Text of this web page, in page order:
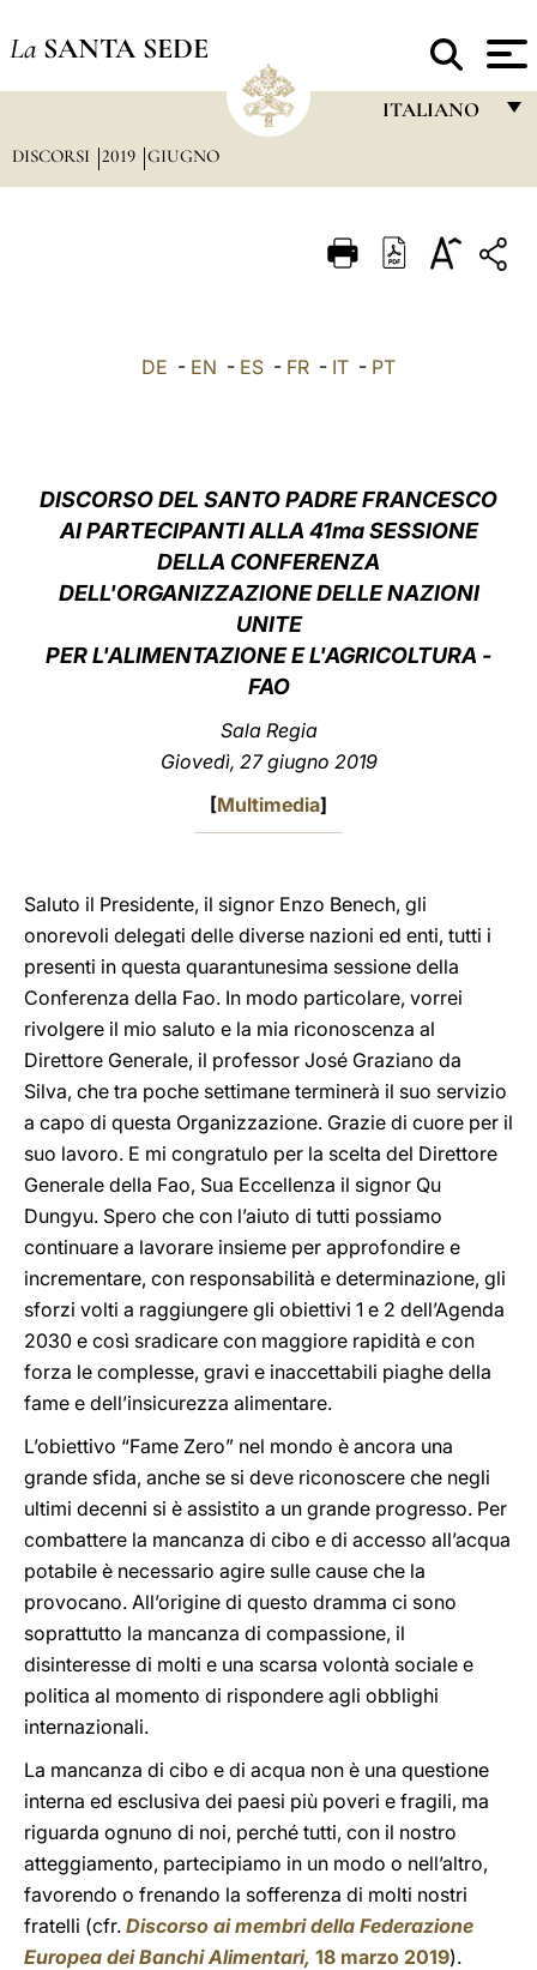
La SANTA SEDE
ITALIANO
ITALIANO
中文
DISCORSI 2019 GIUGNO
DE - EN - ES - FR - IT - PT
DISCORSO DEL SANTO PADRE FRANCESCO
AI PARTECIPANTI ALLA 41ma SESSIONE
DELLA CONFERENZA
DELL'ORGANIZZAZIONE DELLE NAZIONI
UNITE
PER L'ALIMENTAZIONE E L'AGRICOLTURA -
FAO
Sala Regia
Giovedì, 27 giugno 2019
[Multimedia]
Saluto il Presidente, il signor Enzo Benech, gli
onorevoli delegati delle diverse nazioni ed enti, tutti i
presenti in questa quarantunesima sessione della
Conferenza della Fao. In modo particolare, vorrei
rivolgere il mio saluto e la mia riconoscenza al
Direttore Generale, il professor José Graziano da
Silva, che tra poche settimane terminerà il suo servizio
a capo di questa Organizzazione. Grazie di cuore per il
suo lavoro. E mi congratulo per la scelta del Direttore
Generale della Fao, Sua Eccellenza il signor Qu
Dungyu. Spero che con l’aiuto di tutti possiamo
continuare a lavorare insieme per approfondire e
incrementare, con responsabilità e determinazione, gli
sforzi volti a raggiungere gli obiettivi 1 e 2 dell’Agenda
2030 e così sradicare con maggiore rapidità e con
forza le complesse, gravi e inaccettabili piaghe della
fame e dell’insicurezza alimentare.
L’obiettivo “Fame Zero” nel mondo è ancora una
grande sfida, anche se si deve riconoscere che negli
ultimi decenni si è assistito a un grande progresso. Per
combattere la mancanza di cibo e di accesso all’acqua
potabile è necessario agire sulle cause che la
provocano. All’origine di questo dramma ci sono
soprattutto la mancanza di compassione, il
disinteresse di molti e una scarsa volontà sociale e
politica al momento di rispondere agli obblighi
internazionali.
La mancanza di cibo e di acqua non è una questione
interna ed esclusiva dei paesi più poveri e fragili, ma
riguarda ognuno di noi, perché tutti, con il nostro
atteggiamento, partecipiamo in un modo o nell’altro,
favorendo o frenando la sofferenza di molti nostri
fratelli (cfr. Discorso ai membri della Federazione
Europea dei Banchi Alimentari, 18 marzo 2019).